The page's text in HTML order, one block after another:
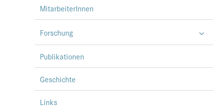
MitarbeiterInnen
Forschung
Publikationen
Geschichte
Links